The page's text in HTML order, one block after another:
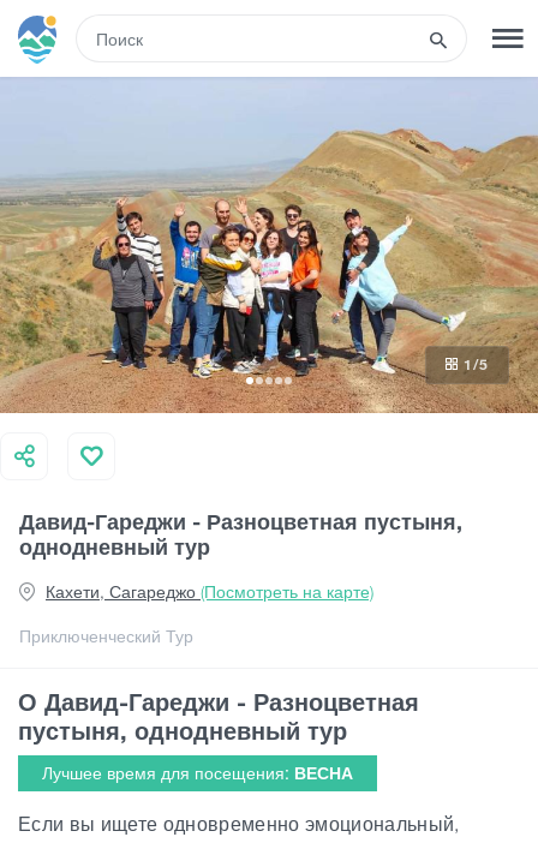
ВХОД
Развлечения
Туры
Маршруты
Гостиницы
Еда и вино
Гиды
Транспорт
События
Давид-Гареджи - Разноцветная пустыня,
однодневный тур
Приключенческий Тур
Кахети, Сагареджо (Посмотреть на карте)
1 /5
О Давид-Гареджи - Разноцветная
пустыня, однодневный тур
Лучшее время для посещения: ВЕСНА
Если вы ищете одновременно эмоциональный,